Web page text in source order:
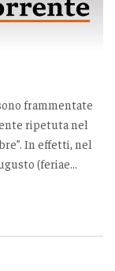
frammentate
ripetuta nel
In effetti, nel
(feriae...